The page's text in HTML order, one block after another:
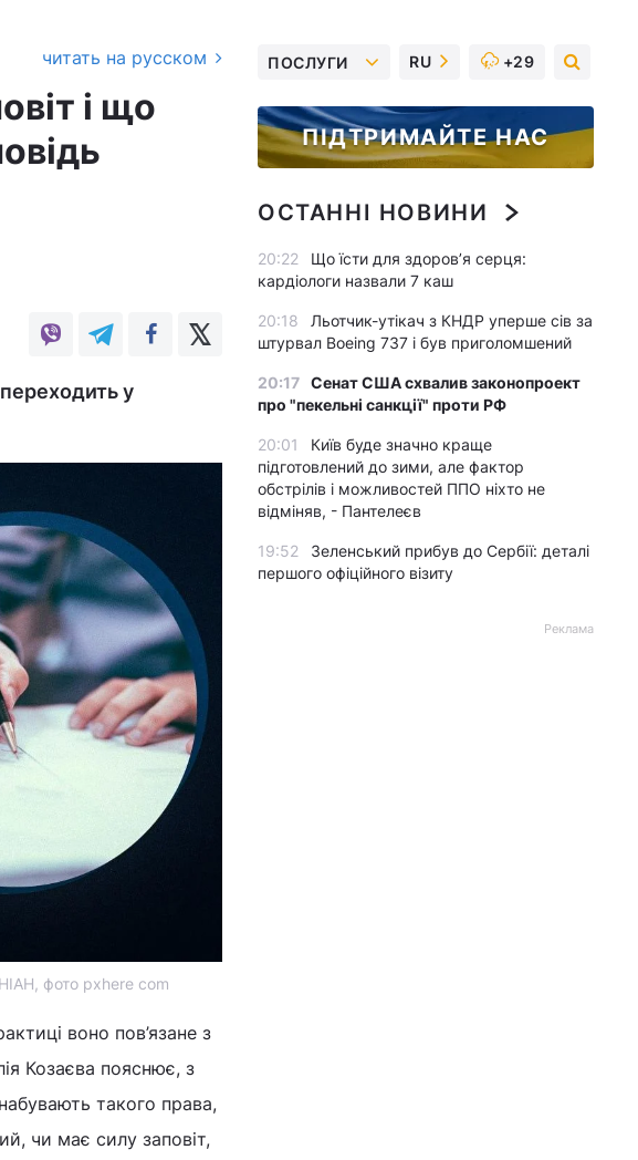
читать на русском
і що
у
фото pxhere com
воно пов’язане з
Козаєва пояснює, з
такого права,
чи має силу заповіт,
ПОСЛУГИ RU +29
ПІДТРИМАЙТЕ НАС
ОСТАННІ НОВИНИ
20:22
Що їсти для здоров’я серця:
кардіологи назвали 7 каш
20:18
Льотчик-утікач з КНДР уперше сів за
штурвал Boeing 737 і був приголомшений
20:17 Сенат США схвалив законопроект
про "пекельні санкції" проти РФ
20:01
Київ буде значно краще
підготовлений до зими, але фактор
обстрілів і можливостей ППО ніхто не
відміняв, - Пантелеєв
19:52
Зеленський прибув до Сербії: деталі
першого офіційного візиту
Реклама